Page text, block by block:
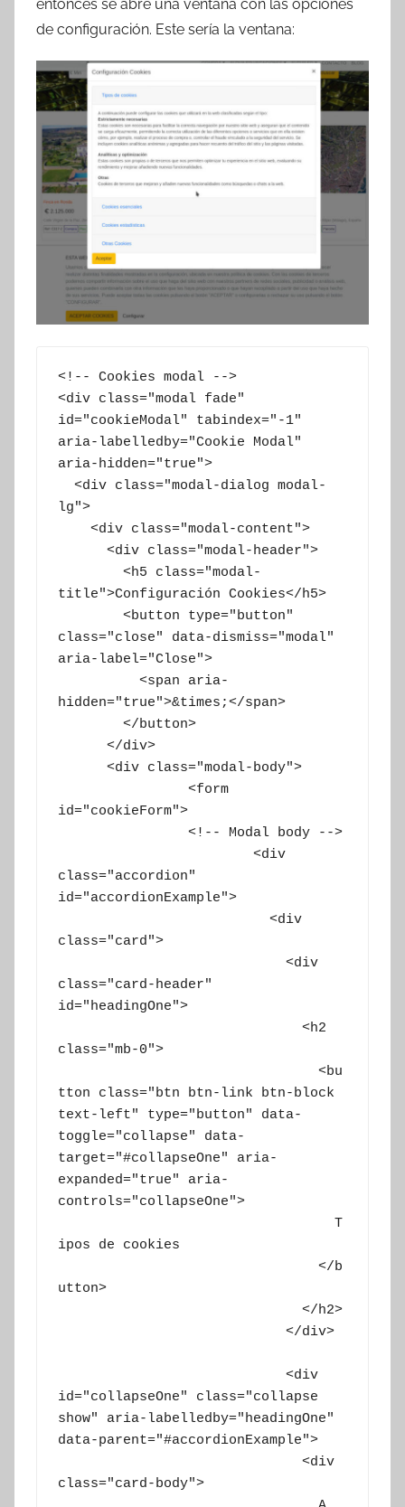
entonces se abre una ventana con las opciones
de configuración. Este sería la ventana:
<!-- Cookies modal -->
<div class="modal fade"
id="cookieModal" tabindex="-1"
aria-labelledby="Cookie Modal"
aria-hidden="true">
lg">
title">Configuración Cookies</h5>
class="close" data-dismiss="modal"
aria-label="Close">
hidden="true">&times;</span>
id="cookieForm">
class="accordion"
id="accordionExample">
class="card">
class="card-header"
id="headingOne">
class="mb-0">
tton class="btn btn-link btn-block
text-left" type="button" data-
toggle="collapse" data-
target="#collapseOne" aria-
expanded="true" aria-
controls="collapseOne">
ipos de cookies
utton>
id="collapseOne" class="collapse
show" aria-labelledby="headingOne"
data-parent="#accordionExample">
class="card-body">